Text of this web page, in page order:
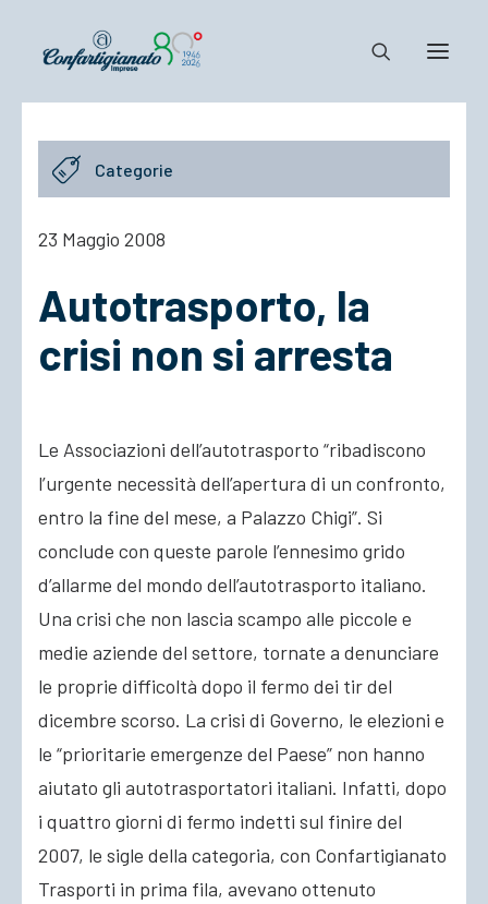
Notizie e Documenti
Confartigianato
Cosa Facciamo
ACCEDI
Categorie
23 Maggio 2008
Autotrasporto, la
crisi non si arresta
Le Associazioni dell’autotrasporto “ribadiscono
l’urgente necessità dell’apertura di un confronto,
entro la fine del mese, a Palazzo Chigi”. Si
conclude con queste parole l’ennesimo grido
d’allarme del mondo dell’autotrasporto italiano.
Una crisi che non lascia scampo alle piccole e
medie aziende del settore, tornate a denunciare
le proprie difficoltà dopo il fermo dei tir del
dicembre scorso. La crisi di Governo, le elezioni e
le “prioritarie emergenze del Paese” non hanno
aiutato gli autotrasportatori italiani. Infatti, dopo
i quattro giorni di fermo indetti sul finire del
2007, le sigle della categoria, con Confartigianato
Trasporti in prima fila, avevano ottenuto